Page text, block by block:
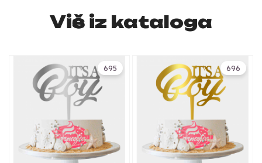
Više iz kataloga
695 696